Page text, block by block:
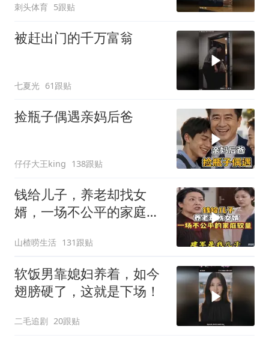
刺头体育 5跟贴
被赶出门的千万富翁
七夏光 61跟贴
捡瓶子偶遇亲妈后爸
仔仔大王king 138跟贴
钱给儿子，养老却找女
婿，一场不公平的家庭较
山楂唠生活 131跟贴
软饭男靠媳妇养着，如今
翅膀硬了，这就是下场！
二毛追剧 20跟贴